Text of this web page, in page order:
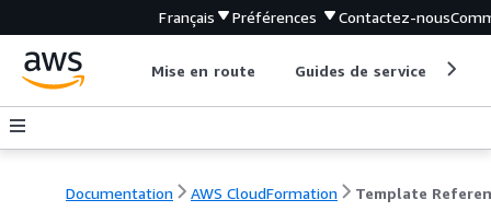
Français Préférences Contactez-nous
Mise en route Guides de service
Documentation AWS CloudFormation Template